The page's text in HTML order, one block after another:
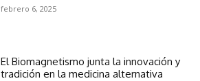
febrero 6, 2025
El Biomagnetismo junta la innovación y
tradición en la medicina alternativa